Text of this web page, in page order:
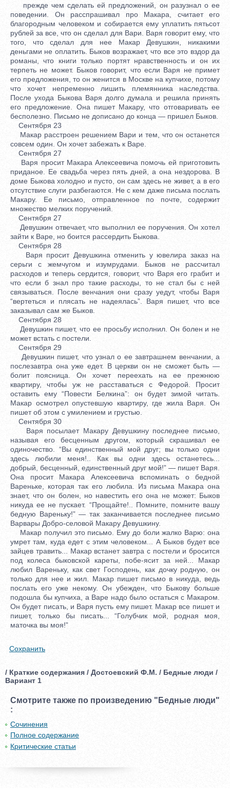
прежде чем сделать ей предложений, он разузнал о ее
поведении. Он расспрашивал про Макара, считает его
благородным человеком и собирается ему уплатить пятьсот
рублей за все, что он сделал для Вари. Варя говорит ему, что
того, что сделал для нее Макар Девушкин, никакими
деньгами не оплатить. Быков возражает, что все это вздор да
романы, что книги только портят нравственность и он их
терпеть не может. Быков говорит, что если Варя не примет
его предложения, то он женится в Москве на купчихе, потому
что хочет непременно лишить племянника наследства.
После ухода Быкова Варя долго думала и решила принять
его предложение. Она пишет Макару, что отговаривать ее
бесполезно. Письмо не дописано до конца — пришел Быков.
Сентября 23
Макар расстроен решением Вари и тем, что он останется
совсем один. Он хочет забежать к Варе.
Сентября 27
Варя просит Макара Алексеевича помочь ей приготовить
приданое. Ее свадьба через пять дней, а она нездорова. В
доме Быкова холодно и пусто, он сам здесь не живет, а в его
отсутствие слуги разбегаются. Не с кем даже письма послать
Макару. Ее письмо, отправленное по почте, содержит
множество мелких поручений.
Сентября 27
Девушкин отвечает, что выполнил ее поручения. Он хотел
зайти к Варе, но боится рассердить Быкова.
Сентября 28
Варя просит Девушкина отменить у ювелира заказ на
серьги с жемчугом и изумрудами. Быков не рассчитал
расходов и теперь сердится, говорит, что Варя его грабит и
что если б знал про такие расходы, то не стал бы с ней
связываться. После венчания они сразу уедут, чтобы Варя
“вертеться и плясать не надеялась”. Варя пишет, что все
заказывал сам же Быков.
Сентября 28
Девушкин пишет, что ее просьбу исполнил. Он болен и не
может встать с постели.
Сентября 29
Девушкин пишет, что узнал о ее завтрашнем венчании, а
послезавтра она уже едет. В церкви он не сможет быть —
болит поясница. Он хочет переехать на ее прежнюю
квартиру, чтобы уж не расставаться с Федорой. Просит
оставить ему “Повести Белкина”: он будет зимой читать.
Макар осмотрел опустевшую квартиру, где жила Варя. Он
пишет об этом с умилением и грустью.
Сентября 30
Варя посылает Макару Девушкину последнее письмо,
называя его бесценным другом, который скрашивал ее
одиночество. “Вы единственный мой друг; вы только одни
здесь любили меня!.. Как вы одни здесь останетесь...
добрый, бесценный, единственный друг мой!” — пишет Варя.
Она просит Макара Алексеевича вспоминать о бедной
Вареньке, которая так его любила. Из письма Макара она
знает, что он болен, но навестить его она не может: Быков
никуда ее не пускает. “Прощайте!.. Помните, помните вашу
бедную Вареньку!” — так заканчивается последнее письмо
Варвары Добро-селовой Макару Девушкину.
Макар получил это письмо. Ему до боли жалко Варю: она
умрет там, куда едет с этим человеком... А Быков будет все
зайцев травить... Макар встанет завтра с постели и бросится
под колеса быковской кареты, побе-ясит за ней... Макар
любил Вареньку, как свет Господень, как дочку родную, он
только для нее и жил. Макар пишет письмо в никуда, ведь
послать его уже некому. Он убежден, что Быкову больше
подошла бы купчиха, а Варе надо было остаться с Макаром.
Он будет писать, и Варя пусть ему пишет. Макар все пишет и
пишет, только бы писать... “Голубчик мой, родная моя,
маточка вы моя!”
Сохранить
/ Краткие содержания / Достоевский Ф.М. / Бедные люди /
Вариант 1
Смотрите также по произведению "Бедные люди"
:
Сочинения
Полное содержание
Критические статьи